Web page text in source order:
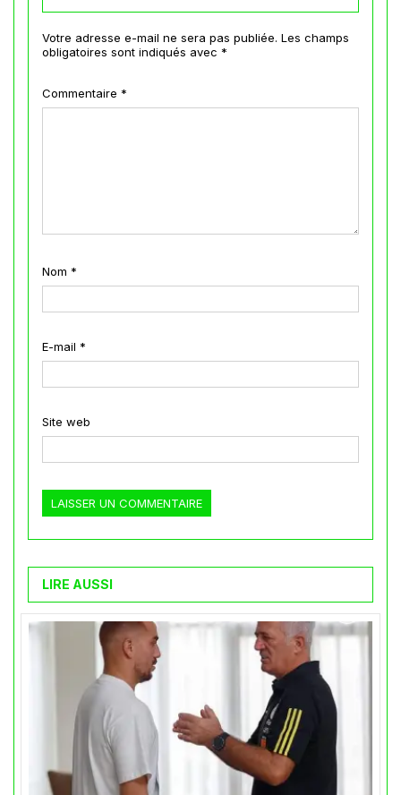
Votre adresse e-mail ne sera pas publiée. Les champs
obligatoires sont indiqués avec *
Commentaire *
Nom *
E-mail *
Site web
LIRE AUSSI